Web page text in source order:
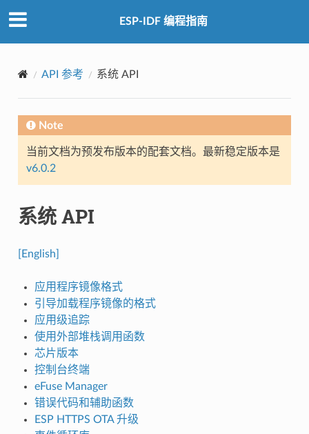
ESP-IDF 编程指南
API 参考 系统 API
Note
当前文档为预发布版本的配套文档。最新稳定版本是
v6.0.2
系统 API
[English]
应用程序镜像格式
引导加载程序镜像的格式
应用级追踪
使用外部堆栈调用函数
芯片版本
控制台终端
eFuse Manager
错误代码和辅助函数
ESP HTTPS OTA 升级